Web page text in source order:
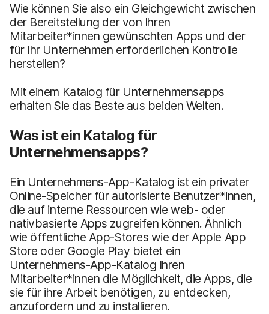
Wie können Sie also ein Gleichgewicht zwischen
der Bereitstellung der von Ihren
Mitarbeiter*innen gewünschten Apps und der
für Ihr Unternehmen erforderlichen Kontrolle
herstellen?
Mit einem Katalog für Unternehmensapps
erhalten Sie das Beste aus beiden Welten.
Was ist ein Katalog für
Unternehmensapps?
Ein Unternehmens-App-Katalog ist ein privater
Online-Speicher für autorisierte Benutzer*innen,
die auf interne Ressourcen wie web- oder
nativbasierte Apps zugreifen können. Ähnlich
wie öffentliche App-Stores wie der Apple App
Store oder Google Play bietet ein
Unternehmens-App-Katalog Ihren
Mitarbeiter*innen die Möglichkeit, die Apps, die
sie für ihre Arbeit benötigen, zu entdecken,
anzufordern und zu installieren.